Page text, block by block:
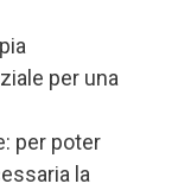
per una
per poter
la